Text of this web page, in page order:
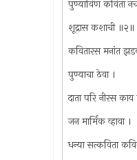
पुण्याविण कविता
शूद्रास कशाची ॥२॥
कवितारस मनांत
पुण्याचा ठेवा ।
दाता परि नीरस काय
जन मार्मिक व्हावा ।
धन्या सत्कविता